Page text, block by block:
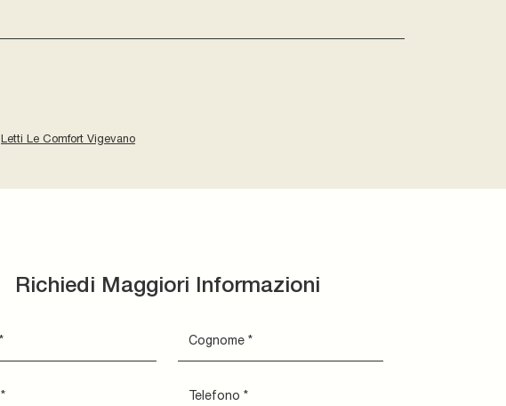
Letti Le Comfort Vigevano
Richiedi Maggiori Informazioni